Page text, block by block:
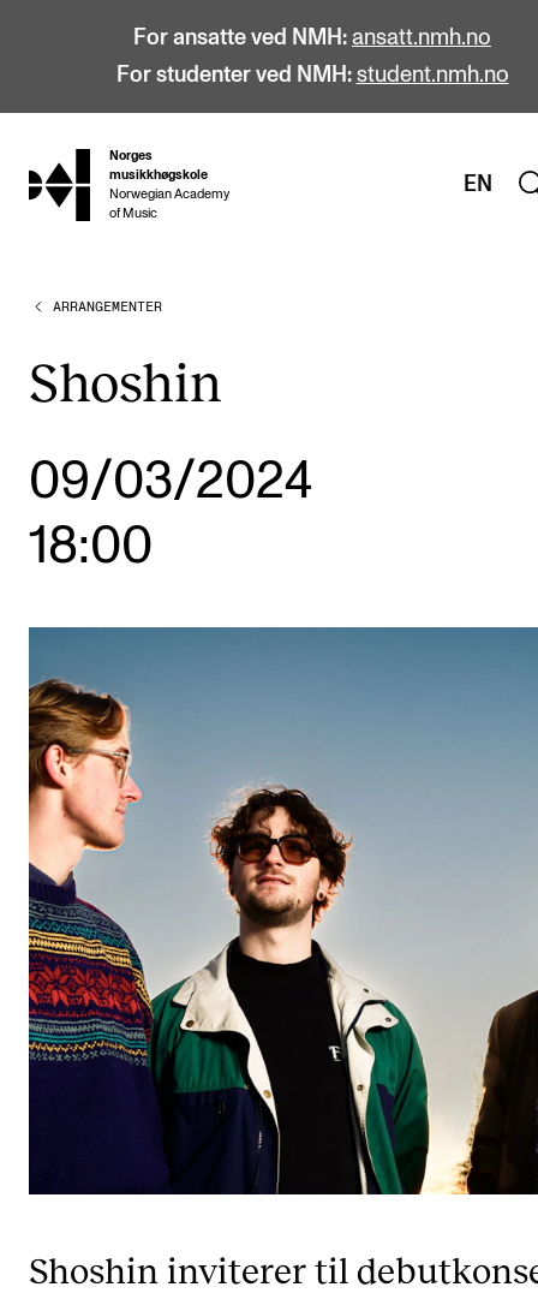
For ansatte ved NMH: ansatt.nmh.no
For studenter ved NMH: student.nmh.no
hjem
Norges
musikkhøgskole
Norwegian Academy
of Music
EN
STUDIER
Bachelor
Doktorgrad
Årsstudium og videreutdanning
STUDENTLIV
Søknad og opptak
Biblioteket
Fagmiljøer
Salane våre
Studentutvalet SUT (student.nmh.no)
FORSKNING
CERM
ARRANGEMENTER
Shoshin
09/03/2024
18:00
Shoshin inviterer til